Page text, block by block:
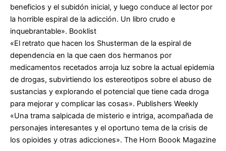
beneficios y el subidón inicial, y luego conduce al lector por
la horrible espiral de la adicción. Un libro crudo e
inquebrantable». Booklist
«El retrato que hacen los Shusterman de la espiral de
dependencia en la que caen dos hermanos por
medicamentos recetados arroja luz sobre la actual epidemia
de drogas, subvirtiendo los estereotipos sobre el abuso de
sustancias y explorando el potencial que tiene cada droga
para mejorar y complicar las cosas». Publishers Weekly
«Una trama salpicada de misterio e intriga, acompañada de
personajes interesantes y el oportuno tema de la crisis de
los opioides y otras adicciones». The Horn Boook Magazine